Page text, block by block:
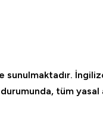
sunulmaktadır.
tüm